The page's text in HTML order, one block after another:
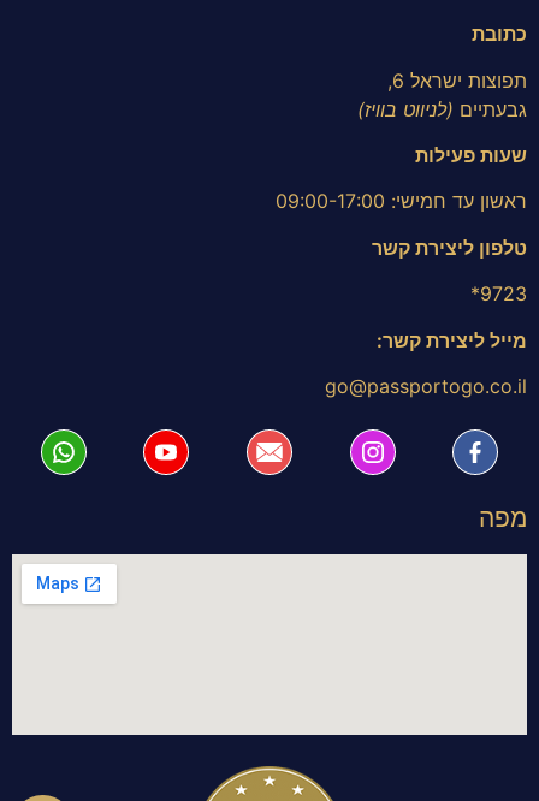
כתובת
תפוצות ישראל 6,
גבעתיים (לניווט בוויז)
שעות פעילות
ראשון עד חמישי: 09:00-17:00
טלפון ליצירת קשר
9723*
מייל ליצירת קשר:
go@passportogo.co.il
מפה